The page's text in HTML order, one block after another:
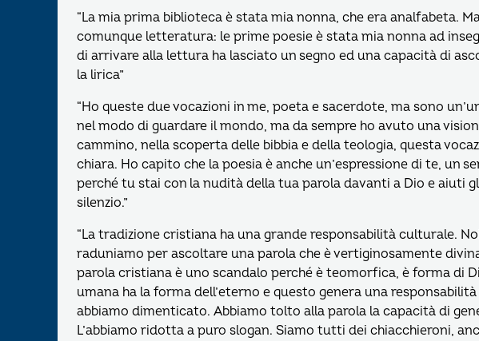
“La mia prima biblioteca è stata mia nonna, che era analfabeta.
comunque letteratura: le prime poesie è stata mia nonna ad
di arrivare alla lettura ha lasciato un segno ed una capacità di
la lirica”
“Ho queste due vocazioni in me, poeta e sacerdote, ma sono
nel modo di guardare il mondo, ma da sempre ho avuto una
cammino, nella scoperta delle bibbia e della teologia, questa
chiara. Ho capito che la poesia è anche un’espressione di te, un
perché tu stai con la nudità della tua parola davanti a Dio e aiuti
silenzio.”
“La tradizione cristiana ha una grande responsabilità culturale.
raduniamo per ascoltare una parola che è vertiginosamente
parola cristiana è uno scandalo perché è teomorfica, è forma di
umana ha la forma dell’eterno e questo genera una
abbiamo dimenticato. Abbiamo tolto alla parola la capacità di
L’abbiamo ridotta a puro slogan. Siamo tutti dei chiacchieroni,